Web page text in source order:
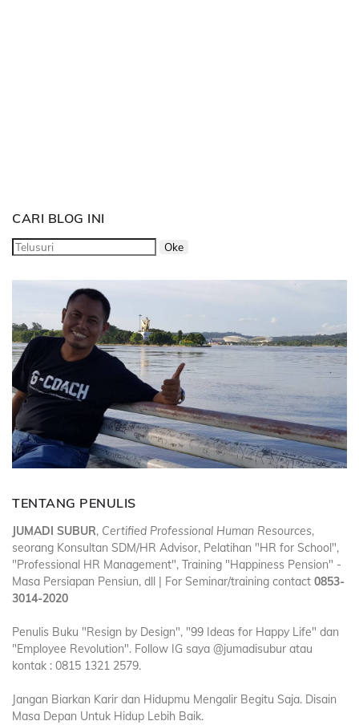
CARI BLOG INI
TENTANG PENULIS
JUMADI SUBUR, Certified Professional Human Resources,
seorang Konsultan SDM/HR Advisor, Pelatihan "HR for School",
"Professional HR Management", Training "Happiness Pension" -
Masa Persiapan Pensiun, dll | For Seminar/training contact 0853-
3014-2020
Penulis Buku "Resign by Design", "99 Ideas for Happy Life" dan
"Employee Revolution". Follow IG saya @jumadisubur atau
kontak : 0815 1321 2579.
Jangan Biarkan Karir dan Hidupmu Mengalir Begitu Saja. Disain
Masa Depan Untuk Hidup Lebih Baik.